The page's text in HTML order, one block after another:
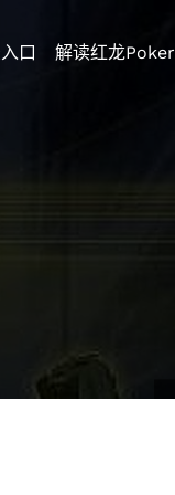
口 解读红龙poker